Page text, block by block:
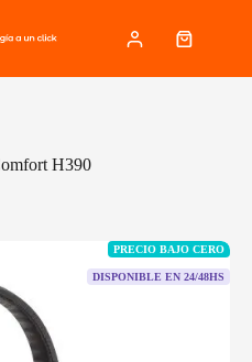
Carro
H390
PRECIO BAJO CERO
DISPONIBLE EN 24/48HS